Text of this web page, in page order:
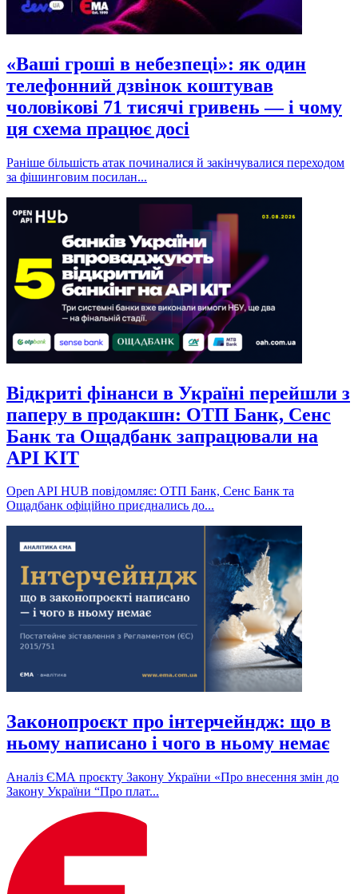
«Ваші гроші в небезпеці»: як один
телефонний дзвінок коштував
чоловікові 71 тисячі гривень — і чому
ця схема працює досі
Раніше більшість атак починалися й закінчувалися переходом
за фішинговим посилан...
Відкриті фінанси в Україні перейшли з
паперу в продакшн: ОТП Банк, Сенс
Банк та Ощадбанк запрацювали на
API KIT
Open API HUB повідомляє: ОТП Банк, Сенс Банк та
Ощадбанк офіційно приєднались до...
Законопроєкт про інтерчейндж: що в
ньому написано і чого в ньому немає
Аналіз ЄМА проєкту Закону України «Про внесення змін до
Закону України “Про плат...